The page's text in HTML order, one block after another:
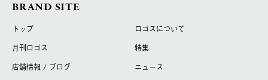
BRAND SITE
トップ
ロゴスについて
月刊ロゴス
特集
店舗情報 / ブログ
ニュース